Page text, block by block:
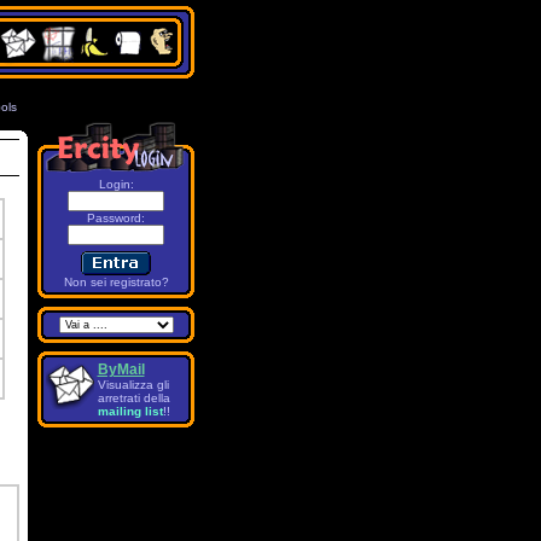
Login:
Password:
Non sei registrato?
ByMail
Visualizza gli
arretrati della
mailing list!!